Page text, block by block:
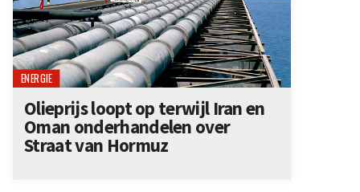
ENERGIE
Olieprijs loopt op terwijl Iran en
Oman onderhandelen over
Straat van Hormuz